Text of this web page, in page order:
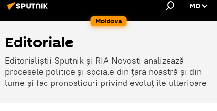
Moldova
MD
Editoriale
Editorialiștii Sputnik și RIA Novosti analizează
procesele politice și sociale din țara noastră și din
lume și fac pronosticuri privind evoluțiile ulterioare